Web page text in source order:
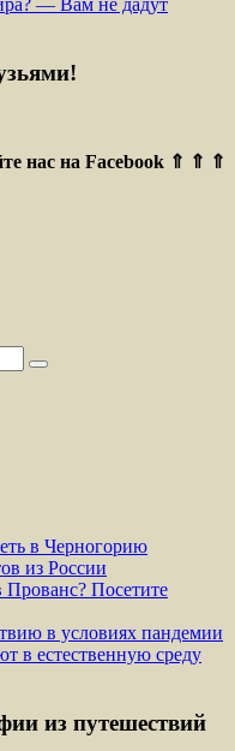
— Вам не дадут
нас на Facebook ⇑ ⇑ ⇑
в Черногорию
из России
Прованс? Посетите
в условиях пандемии
в естественную среду
из путешествий